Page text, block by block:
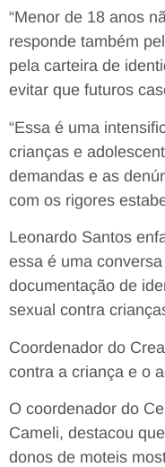
“Menor de 18 anos
responde também
pela carteira de
evitar que futuros
“Essa é uma
crianças e
demandas e as
com os rigores
Leonardo Santos
essa é uma
documentação de
sexual contra
Coordenador do
contra a criança e o
O coordenador do
Cameli, destacou
donos de moteis